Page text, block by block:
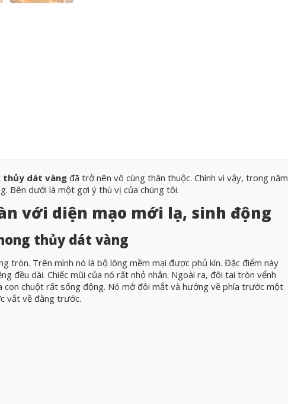
thủy dát vàng đã trở nên vô cùng thân thuộc. Chính vì vậy, trong năm
Bên dưới là một gợi ý thú vị của chúng tôi.
với diện mạo mới lạ, sinh động
thủy dát vàng
tròn. Trên mình nó là bộ lông mềm mại được phủ kín. Đặc điểm này
đều dài. Chiếc mũi của nó rất nhỏ nhắn. Ngoài ra, đôi tai tròn vểnh
con chuột rất sống động. Nó mở đôi mắt và hướng về phía trước một
vắt về đằng trước.